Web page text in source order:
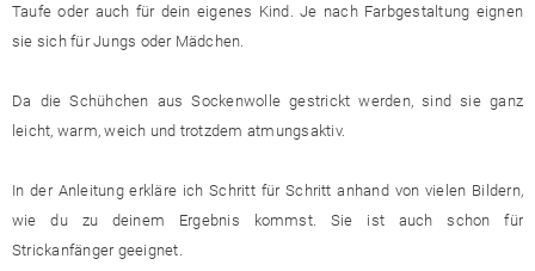
Taufe oder auch für dein eigenes Kind. Je nach Farbgestaltung eignen
sie sich für Jungs oder Mädchen.
Da die Schühchen aus Sockenwolle gestrickt werden, sind sie ganz
leicht, warm, weich und trotzdem atmungsaktiv.
In der Anleitung erkläre ich Schritt für Schritt anhand von vielen Bildern,
wie du zu deinem Ergebnis kommst. Sie ist auch schon für
Strickanfänger geeignet.